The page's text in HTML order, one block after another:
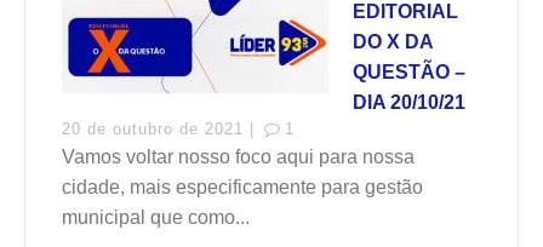
EDITORIAL
DO X DA
QUESTÃO –
DIA 20/10/21
20 de outubro de 2021 | 1
Vamos voltar nosso foco aqui para nossa
cidade, mais especificamente para gestão
municipal que como...